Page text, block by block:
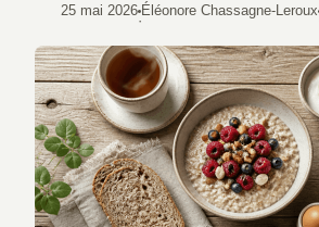
25 mai 2026
·
Éléonore Chassagne-Leroux